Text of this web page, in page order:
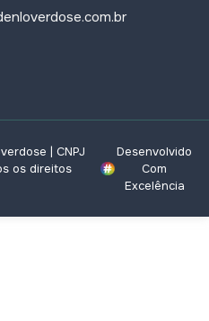
| CNPJ
os direitos
Desenvolvido
Com
Excelência